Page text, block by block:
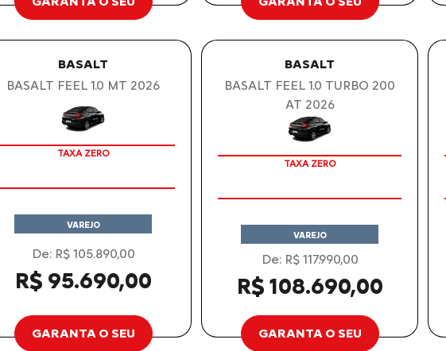
BASALT
BASALT FEEL 1.0 MT 2026
OPORTUNIDADE
VAREJO
De: R$ 105.890,00
R$ 95.690,00
GARANTA O SEU
BASALT
BASALT FEEL 1.0 TURBO 200
AT 2026
OPORTUNIDADE
VAREJO
De: R$ 117.990,00
R$ 108.690,00
GARANTA O SEU